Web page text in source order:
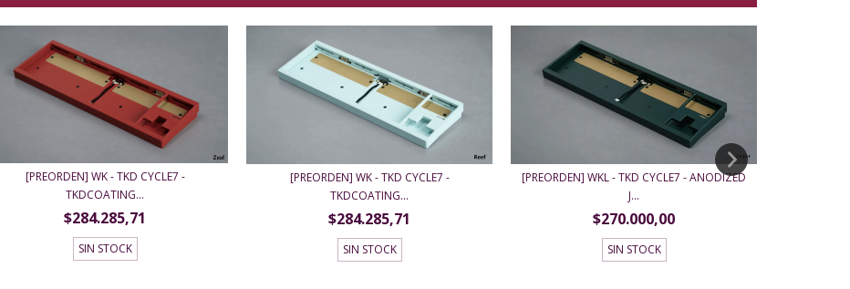
[PREORDEN] WK - TKD CYCLE7 -
TKDCOATING...
$284.285,71
SIN STOCK
[PREORDEN] WK - TKD CYCLE7 -
TKDCOATING...
$284.285,71
SIN STOCK
[PREORDEN] WKL - TKD CYCLE7 - ANODIZED
J...
$270.000,00
SIN STOCK